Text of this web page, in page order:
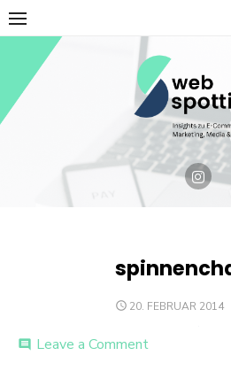
Skip
to
content
POSTED
20. FEBRUAR 2014
comment Leave a Commenton